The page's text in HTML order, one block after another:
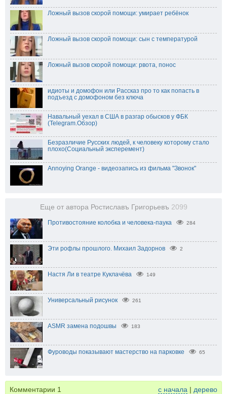
Ложный вызов скорой помощи: умирает ребёнок
Ложный вызов скорой помощи: сын с температурой
Ложный вызов скорой помощи: рвота, понос
идиоты и домофон или Рассказ про то как попасть в
подъезд с домофоном без ключа
Навальный уехал в США в разгар обысков у ФБК
(Telegram.Обзор)
Безразличие Русских людей, к человеку которому стало
плохо(Социальный эксперемент)
Annoying Orange - видеозапись из фильма "Звонок"
Еще от автора Ростиславъ Григорьевъ 2099
Противостояние колобка и человека-паука 284
Эти рофлы прошлого. Михаил Задорнов 2
Настя Ли в театре Куклачёва 149
Универсальный рисунок 261
ASMR замена подошвы 183
Фуроводы показывают мастерство на парковке 65
Комментарии 1 с начала | дерево